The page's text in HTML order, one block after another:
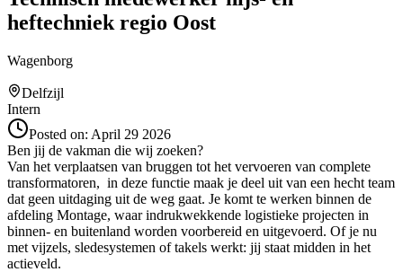
heftechniek regio Oost
Wagenborg
Delfzijl
Intern
Posted on: April 29 2026
Ben jij de vakman die wij zoeken?
Van het verplaatsen van bruggen tot het vervoeren van complete
transformatoren, in deze functie maak je deel uit van een hecht team
dat geen uitdaging uit de weg gaat. Je komt te werken binnen de
afdeling Montage, waar indrukwekkende logistieke projecten in
binnen- en buitenland worden voorbereid en uitgevoerd. Of je nu
met vijzels, sledesystemen of takels werkt: jij staat midden in het
actieveld.